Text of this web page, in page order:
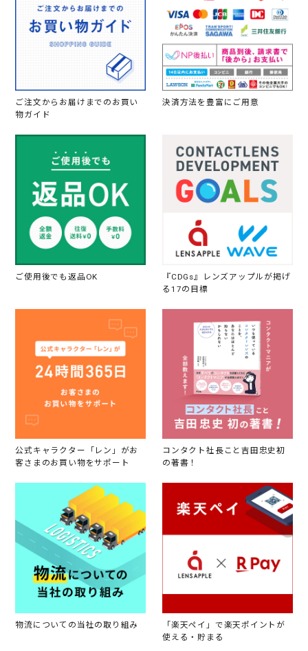
ご注文からお届けまでのお買い
物ガイド
決済方法を豊富にご用意
ご使用後でも返品OK
『CDGs』レンズアップルが掲げ
る17の目標
公式キャラクター「レン」がお
客さまのお買い物をサポート
コンタクト社長こと吉田忠史初
の著書！
物流についての当社の取り組み
「楽天ペイ」で楽天ポイントが
使える・貯まる